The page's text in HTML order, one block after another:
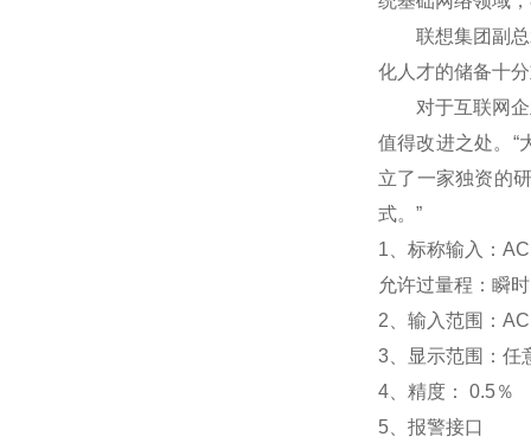
联想集团副总裁
化人才的储备十
对于互联网企业
值得改进之处。“
立了一家独资的
式。”
1 、标称输入：
允许过量程：瞬
2 、输入范围：
3
显示范围： 任
4 、精度： 0.5％
5
报警接口